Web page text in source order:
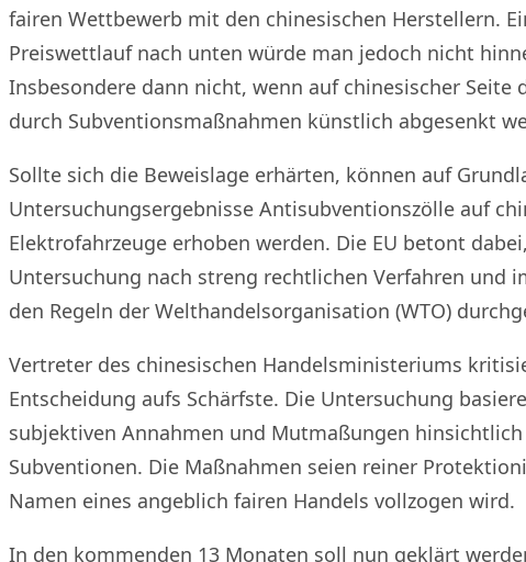
fairen Wettbewerb mit den chinesischen Herstellern.
Preiswettlauf nach unten würde man jedoch nicht
Insbesondere dann nicht, wenn auf chinesischer Seite
durch Subventionsmaßnahmen künstlich abgesenkt
Sollte sich die Beweislage erhärten, können auf
Untersuchungsergebnisse Antisubventionszölle auf
Elektrofahrzeuge erhoben werden. Die EU betont
Untersuchung nach streng rechtlichen Verfahren und
den Regeln der Welthandelsorganisation (WTO)
Vertreter des chinesischen Handelsministeriums
Entscheidung aufs Schärfste. Die Untersuchung
subjektiven Annahmen und Mutmaßungen
Subventionen. Die Maßnahmen seien reiner
Namen eines angeblich fairen Handels vollzogen wird.
In den kommenden 13 Monaten soll nun geklärt